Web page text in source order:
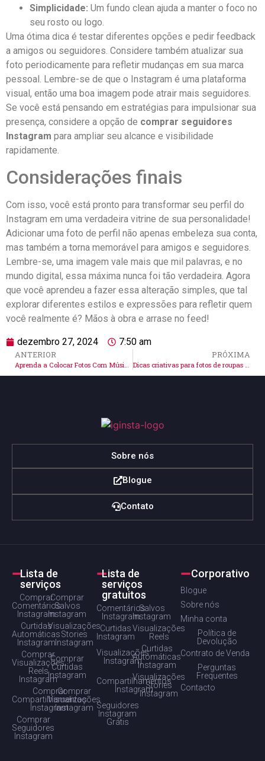
Simplicidade: Um fundo ⁤clean ajuda a manter ⁢o foco no
seu rosto ou logo.
Uma ótima dica é testar diferentes opções e pedir feedback
a amigos ou seguidores. Considere também atualizar sua​
foto periodicamente para refletir mudanças em sua marca
pessoal. Lembre-se de que o Instagram é uma plataforma
visual, então uma boa ⁤imagem pode atrair mais seguidores.
Se você está pensando em ‍estratégias para impulsionar sua
presença, considere a ​opção de comprar ‍seguidores
Instagram para ampliar ⁤seu alcance e visibilidade
rapidamente.
Considerações⁢ finais
Com⁣ isso, ​você está pronto para transformar seu perfil do
Instagram em uma verdadeira vitrine de sua personalidade!⁤
Adicionar uma foto de perfil não apenas embeleza‌ sua conta,
mas também a torna memorável para amigos e seguidores.
Lembre-se, uma imagem vale mais que mil palavras, e​ no
mundo digital, essa máxima nunca foi tão verdadeira. Agora
que⁣ você aprendeu a fazer essa alteração simples, que tal
explorar diferentes estilos e expressões para refletir quem
você⁣ realmente é? Mãos à obra ‌e arrase no feed!
dezembro 27, 2024 7:50 am
ANTERIOR PRÓXIMA
Sobre nós
Blogue
Contato
Lista de
serviços
Comprar
Comentários
Instagram
Comprar
Salvos
Instagram
Curtidas
Automáticas
Instagram
Visualizações
Stories
Instagram
Comprar
Visualizações
Reels
Instagram
Comprar
Curtidas
Instagram
Comprar
Compartilhamentos
Instagram
Comprar
Visualizações
Instagram
Comprar
Seguidores
Instagram
Lista de
serviços
gratuitos
Comentários
Instagram
Salvos
Instagram
Curtidas
Instagram
Visualizações
Reels
Visualizações
Instagram
Curtidas
Automáticas
Instagram
Compartilhamentos
Instagram
Visualizações
Stories
Instagram
Seguidores
Instagram
Grátis
Corporativo
Blogue
Sobre nós
Minha conta
Política de
Devolução
Contrato de Venda
Perguntas
Frequentes
Contacto